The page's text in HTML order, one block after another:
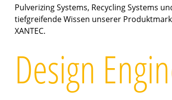
Pulverizing Systems, Recycling Systems
tiefgreifende Wissen unserer
XANTEC.
Design